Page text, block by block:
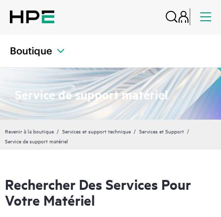
Boutique
Service de support matériel
Revenir à la boutique Services et support technique
Services et Support
Service de support matériel
Rechercher Des Services Pour
Votre Matériel